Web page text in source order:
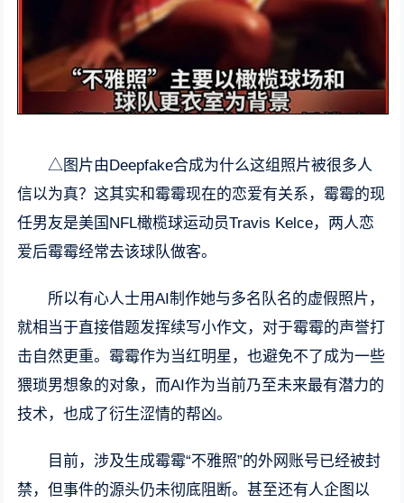
△图片由Deepfake合成为什么这组照片被很多人
信以为真？这其实和霉霉现在的恋爱有关系，霉霉的现
任男友是美国NFL橄榄球运动员Travis Kelce，两人恋
爱后霉霉经常去该球队做客。
所以有心人士用AI制作她与多名队名的虚假照片，
就相当于直接借题发挥续写小作文，对于霉霉的声誉打
击自然更重。霉霉作为当红明星，也避免不了成为一些
猥琐男想象的对象，而AI作为当前乃至未来最有潜力的
技术，也成了衍生涩情的帮凶。
目前，涉及生成霉霉“不雅照”的外网账号已经被封
禁，但事件的源头仍未彻底阻断。甚至还有人企图以